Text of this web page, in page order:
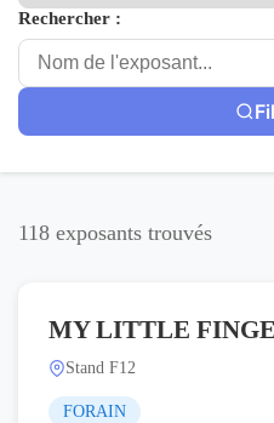
Rechercher :
118 exposants trouvés
MY LITTLE
Stand F12
FORAIN